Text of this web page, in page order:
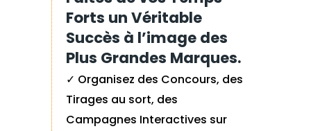
Forts un Véritable
Succès à l’image des
Plus Grandes Marques.
✓ Organisez des Concours, des
Tirages au sort, des
Campagnes Interactives sur